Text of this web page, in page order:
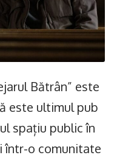
Bătrân” este
este ultimul pub
spațiu public în
într-o comunitate